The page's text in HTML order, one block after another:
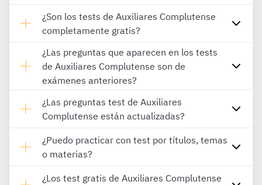
¿Son los tests de Auxiliares Complutense
completamente gratis?
¿Las preguntas que aparecen en los tests
de Auxiliares Complutense son de
exámenes anteriores?
¿Las preguntas test de Auxiliares
Complutense están actualizadas?
¿Puedo practicar con test por títulos, temas
o materias?
¿Los test gratis de Auxiliares Complutense